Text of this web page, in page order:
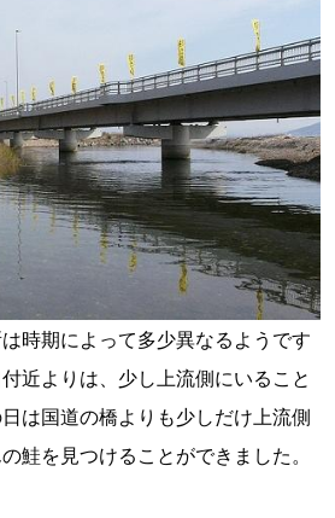
時期によって多少異なるようです
近よりは、少し上流側にいること
は国道の橋よりも少しだけ上流側
鮭を見つけることができました。